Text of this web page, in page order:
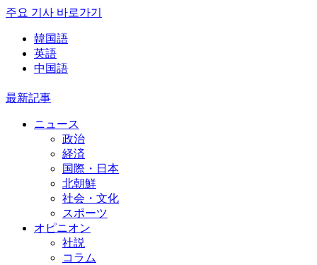
주요 기사 바로가기
韓国語
英語
中国語
最新記事
ニュース
政治
経済
国際・日本
北朝鮮
社会・文化
スポーツ
オピニオン
社説
コラム